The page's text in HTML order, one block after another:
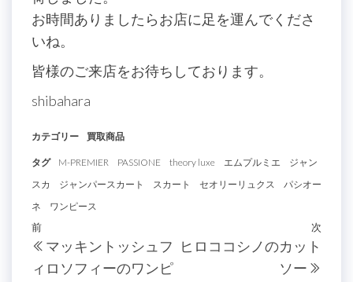
お時間ありましたらお店に足を運んでくださ
いね。
皆様のご来店をお待ちしております。
shibahara
カテゴリー 買取商品
タグ M-PREMIER PASSIONE theory luxe エムプルミエ
ジャン
スカ
ジャンパースカート スカート セオリーリュクス
パシオー
ネ
ワンピース
投
稿
過
去
の
前
マッキントッシュフ
ィロソフィーのワンピ
次
次
ヒロココシノのカット
ソー